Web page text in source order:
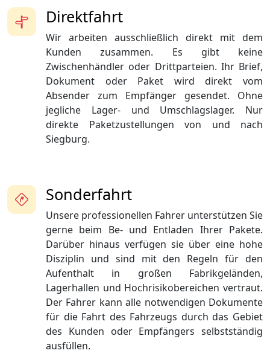
Sonderfahrt
Unsere professionellen Fahrer unterstützen Sie
gerne beim Be- und Entladen Ihrer Pakete.
Darüber hinaus verfügen sie über eine hohe
Disziplin und sind mit den Regeln für den
Aufenthalt in großen Fabrikgeländen,
Lagerhallen und Hochrisikobereichen vertraut.
Der Fahrer kann alle notwendigen Dokumente
für die Fahrt des Fahrzeugs durch das Gebiet
des Kunden oder Empfängers selbstständig
ausfüllen.
Direktfahrt
Wir arbeiten ausschließlich direkt mit dem
Kunden zusammen. Es gibt keine
Zwischenhändler oder Drittparteien. Ihr Brief,
Dokument oder Paket wird direkt vom
Absender zum Empfänger gesendet. Ohne
jegliche Lager- und Umschlagslager. Nur
direkte Paketzustellungen von und nach
Siegburg.